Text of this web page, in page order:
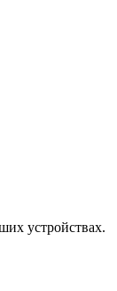
устройствах.